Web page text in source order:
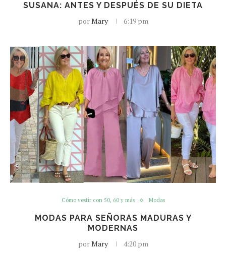
SUSANA: ANTES Y DESPUÉS DE SU DIETA
porMary 6:19 pm
Cómo vestir con 50, 60 y más Modas
MODAS PARA SEÑORAS MADURAS Y
MODERNAS
porMary 4:20 pm